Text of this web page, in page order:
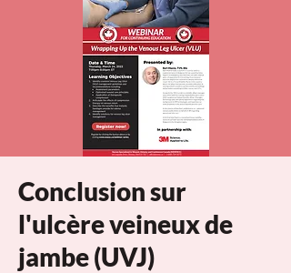
Conclusion sur
l'ulcère veineux de
jambe (UVJ)